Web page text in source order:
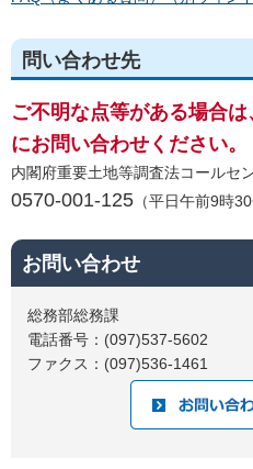
問い合わせ先
ご不明な点等がある場合
にお問い合わせください。
内閣府重要土地等調査法コールセ
0570-001-125 （平日午前9時
お問い合わせ
総務部総務課
電話番号：(097)537-5602
ファクス：(097)536-1461